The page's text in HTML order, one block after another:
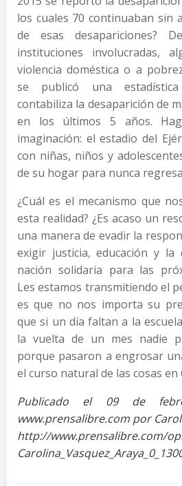
los cuales 70 continuaban sin
de esas desapariciones?
instituciones involucradas,
violencia doméstica o a
se publicó una
contabiliza la desaparición de
en los últimos 5 años.
imaginación: el estadio del
con niñas, niños y
de su hogar para nunca
¿Cuál es el mecanismo que
esta realidad? ¿Es acaso un
una manera de evadir la
exigir justicia, educación y la
nación solidaria para las
Les estamos transmitiendo el
es que no nos importa su
que si un día faltan a la
la vuelta de un mes nadie
porque pasaron a engrosar
el curso natural de las cosas en
Publicado el 09 de
www.prensalibre.com por
http://www.prensalibre.com/